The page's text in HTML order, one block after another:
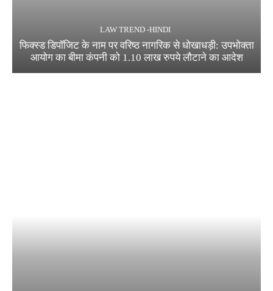
LAW TREND -HINDI
फिक्स्ड डिपॉजिट के नाम पर वरिष्ठ नागरिक से धोखाधड़ी: उपभोक्ता
आयोग का बीमा कंपनी को 1.10 लाख रुपये लौटाने का आदेश